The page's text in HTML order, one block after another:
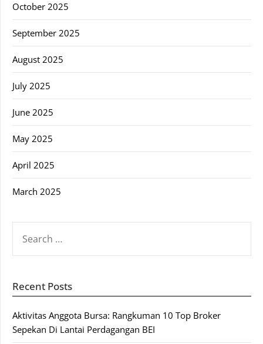
October 2025
September 2025
August 2025
July 2025
June 2025
May 2025
April 2025
March 2025
FOR:
Recent Posts
Aktivitas Anggota Bursa: Rangkuman 10 Top Broker
Sepekan Di Lantai Perdagangan BEI